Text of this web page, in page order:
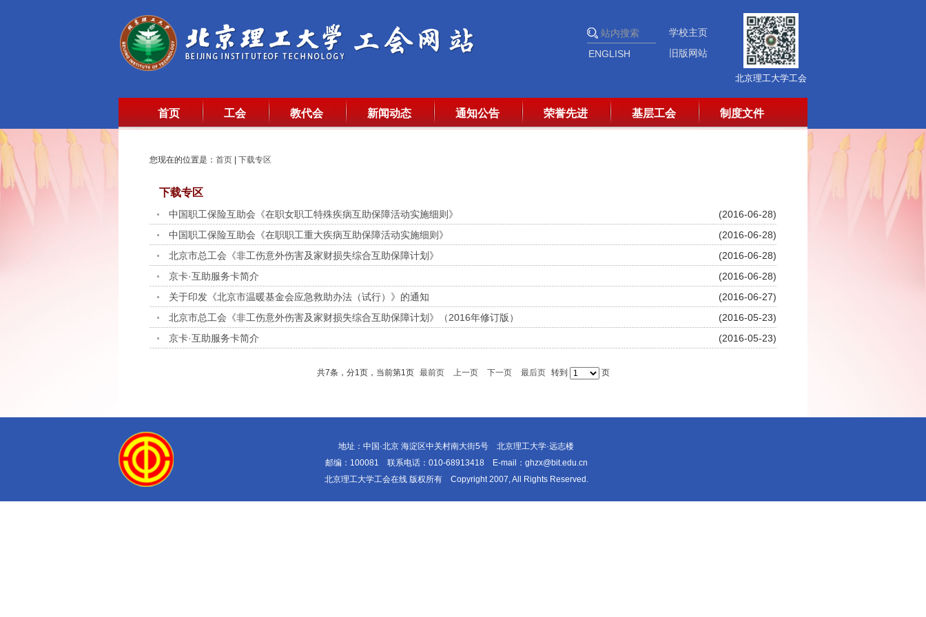
ENGLISH
学校主页
旧版网站
北京理工大学工会
首页 工会 教代会 新闻动态 通知公告 荣誉先进 基层工会 制度文件
您现在的位置是： 首页 下载专区
下载专区
(2016-06-28)
中国职工保险互助会《在职女职工特殊疾病互助保障活动实施细则》
(2016-06-28)
中国职工保险互助会《在职职工重大疾病互助保障活动实施细则》
(2016-06-28)
北京市总工会《非工伤意外伤害及家财损失综合互助保障计划》
(2016-06-28)
京卡·互助服务卡简介
(2016-06-27)
关于印发《北京市温暖基金会应急救助办法（试行）》的通知
(2016-05-23)
北京市总工会《非工伤意外伤害及家财损失综合互助保障计划》（2016年修订版）
(2016-05-23)
京卡·互助服务卡简介
共7条，分1页，当前第1页 最前页 上一页 下一页 最后页 转到 页
地址：中国·北京 海淀区中关村南大街5号 北京理工大学·远志楼
邮编：100081 联系电话：010-68913418 E-mail：ghzx@bit.edu.cn
北京理工大学工会在线 版权所有 Copyright 2007, All Rights Reserved.